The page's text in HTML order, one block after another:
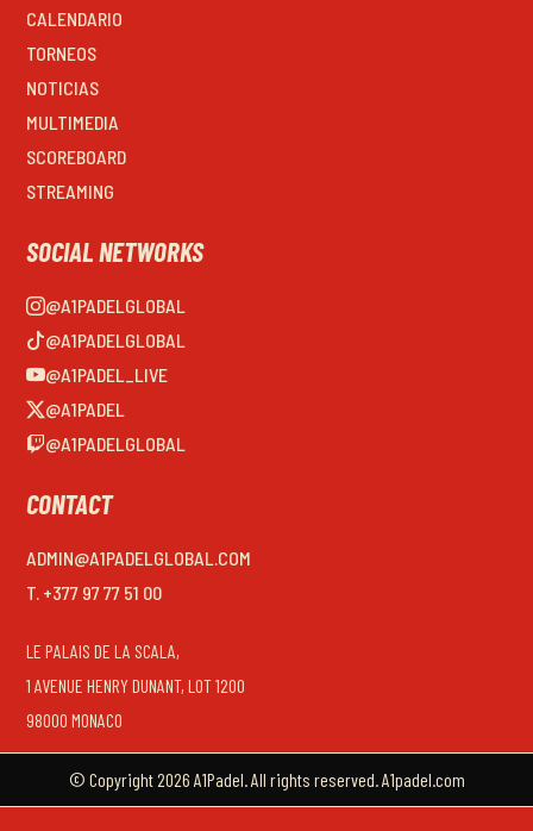
CALENDARIO
TORNEOS
NOTICIAS
MULTIMEDIA
SCOREBOARD
STREAMING
SOCIAL NETWORKS
@A1PADELGLOBAL
@A1PADELGLOBAL
@A1PADEL_LIVE
@A1PADEL
@A1PADELGLOBAL
CONTACT
ADMIN@A1PADELGLOBAL.COM
T. +377 97 77 51 00
LE PALAIS DE LA SCALA,
1 AVENUE HENRY DUNANT, LOT 1200
98000 MONACO
© Copyright 2026 A1Padel. All rights reserved. A1padel.com